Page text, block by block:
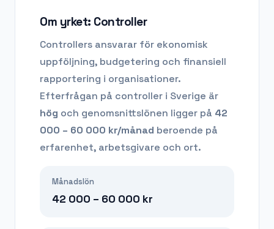
Om yrket: Controller
Controllers ansvarar för ekonomisk
uppföljning, budgetering och finansiell
rapportering i organisationer.
Efterfrågan på controller i Sverige är
hög och genomsnittslönen ligger på 42
000 – 60 000 kr/månad beroende på
erfarenhet, arbetsgivare och ort.
Månadslön
42 000 – 60 000 kr